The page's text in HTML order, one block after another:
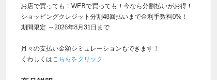
お店で買っても！WEBで買っても！今なら分割払いがお得！
ショッピングクレジット分割48回払いまで金利手数料0%！
期間限定 ～2026年8月31日まで
月々の支払い金額シミュレーションもできます！
くわしくはこちらをクリック